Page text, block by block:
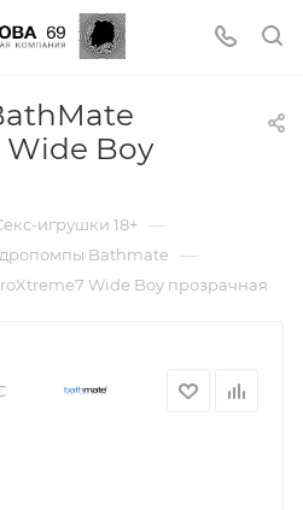
Wide Boy
игрушки 18+ —
Bathmate —
Wide Boy прозрачная